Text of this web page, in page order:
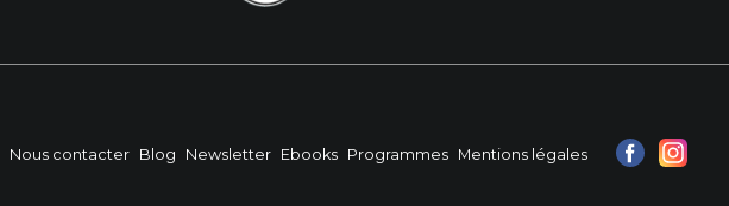
Nous contacter Blog Newsletter Ebooks Programmes Mentions légales